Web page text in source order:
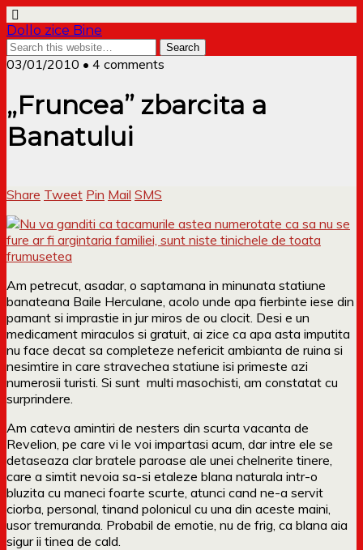
Dollo zice Bine
03/01/2010 • 4 comments
„Fruncea” zbarcita a
Banatului
Share Tweet Pin Mail SMS
Am petrecut, asadar, o saptamana in minunata statiune
banateana Baile Herculane, acolo unde apa fierbinte iese din
pamant si imprastie in jur miros de ou clocit. Desi e un
medicament miraculos si gratuit, ai zice ca apa asta imputita
nu face decat sa completeze nefericit ambianta de ruina si
nesimtire in care stravechea statiune isi primeste azi
numerosii turisti. Si sunt multi masochisti, am constatat cu
surprindere.
Am cateva amintiri de nesters din scurta vacanta de
Revelion, pe care vi le voi impartasi acum, dar intre ele se
detaseaza clar bratele paroase ale unei chelnerite tinere,
care a simtit nevoia sa-si etaleze blana naturala intr-o
bluzita cu maneci foarte scurte, atunci cand ne-a servit
ciorba, personal, tinand polonicul cu una din aceste maini,
usor tremuranda. Probabil de emotie, nu de frig, ca blana aia
sigur ii tinea de cald.